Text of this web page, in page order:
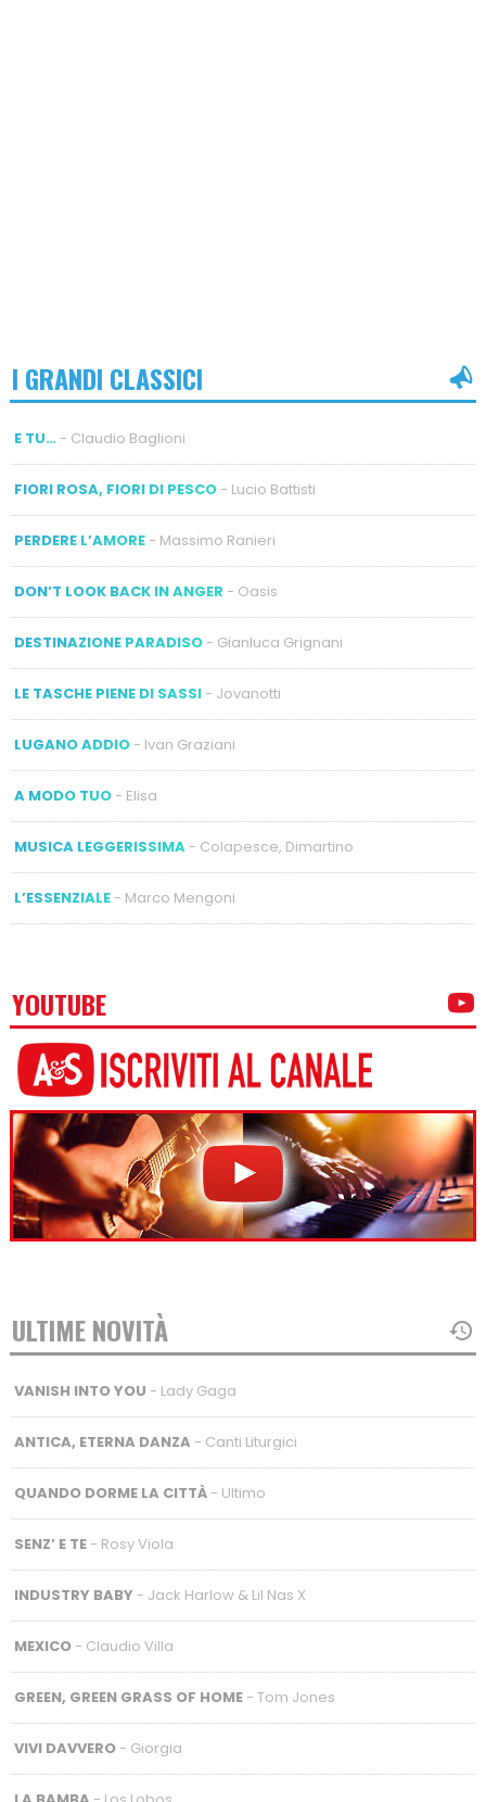
I GRANDI CLASSICI
E TU…- Claudio Baglioni
FIORI ROSA, FIORI DI PESCO- Lucio Battisti
PERDERE L’AMORE- Massimo Ranieri
DON’T LOOK BACK IN ANGER - Oasis
DESTINAZIONE PARADISO- Gianluca Grignani
LE TASCHE PIENE DI SASSI- Jovanotti
LUGANO ADDIO- Ivan Graziani
A MODO TUO- Elisa
MUSICA LEGGERISSIMA- Colapesce, Dimartino
L’ESSENZIALE- Marco Mengoni
YOUTUBE
ULTIME NOVITÀ
VANISH INTO YOU - Lady Gaga
ANTICA, ETERNA DANZA - Canti Liturgici
QUANDO DORME LA CITTÀ- Ultimo
SENZ’ E TE- Rosy Viola
INDUSTRY BABY - Jack Harlow & Lil Nas X
MEXICO- Claudio Villa
GREEN, GREEN GRASS OF HOME- Tom Jones
VIVI DAVVERO- Giorgia